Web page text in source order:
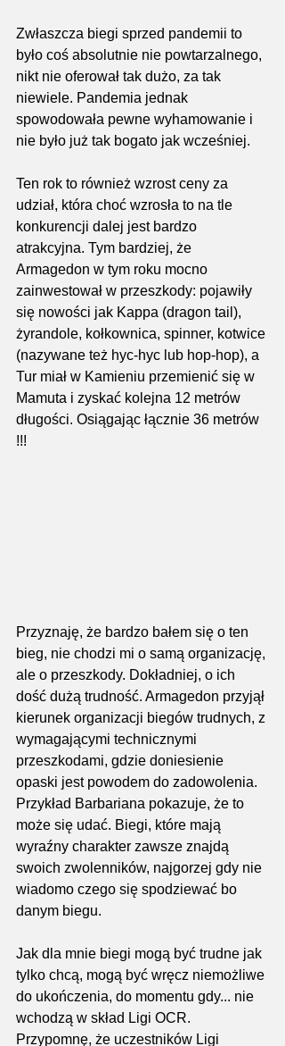
Zwłaszcza biegi sprzed pandemii to
było coś absolutnie nie powtarzalnego,
nikt nie oferował tak dużo, za tak
niewiele. Pandemia jednak
spowodowała pewne wyhamowanie i
nie było już tak bogato jak wcześniej.
Ten rok to również wzrost ceny za
udział, która choć wzrosła to na tle
konkurencji dalej jest bardzo
atrakcyjna. Tym bardziej, że
Armagedon w tym roku mocno
zainwestował w przeszkody: pojawiły
się nowości jak Kappa (dragon tail),
żyrandole, kołkownica, spinner, kotwice
(nazywane też hyc-hyc lub hop-hop), a
Tur miał w Kamieniu przemienić się w
Mamuta i zyskać kolejna 12 metrów
długości. Osiągając łącznie 36 metrów
!!!
Przyznaję, że bardzo bałem się o ten
bieg, nie chodzi mi o samą organizację,
ale o przeszkody. Dokładniej, o ich
dość dużą trudność. Armagedon przyjął
kierunek organizacji biegów trudnych, z
wymagającymi technicznymi
przeszkodami, gdzie doniesienie
opaski jest powodem do zadowolenia.
Przykład Barbariana pokazuje, że to
może się udać. Biegi, które mają
wyraźny charakter zawsze znajdą
swoich zwolenników, najgorzej gdy nie
wiadomo czego się spodziewać bo
danym biegu.
Jak dla mnie biegi mogą być trudne jak
tylko chcą, mogą być wręcz niemożliwe
do ukończenia, do momentu gdy... nie
wchodzą w skład Ligi OCR.
Przypomnę, że uczestników Ligi